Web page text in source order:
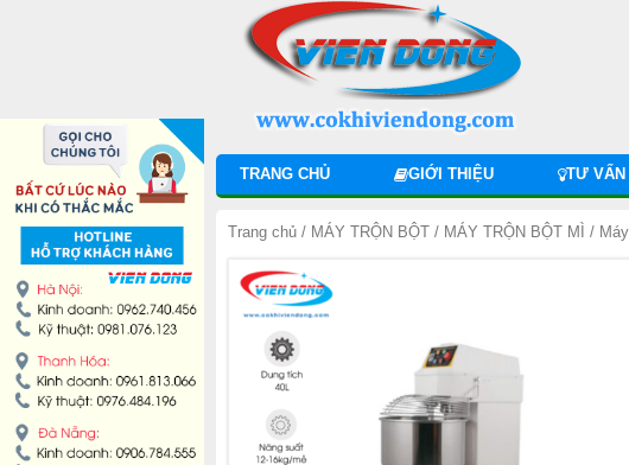
TRANG CHỦ GIỚI THIỆU TƯ VẤN
Trang chủ / MÁY TRỘN BỘT / MÁY TRỘN BỘT MÌ /
MÁY CHIA BỘT
MÁY SE BỘT
MÁY CÁN BỘT
TỦ Ủ BỘT
LÒ NƯỚNG BÁNH MÌ ĐỐI LƯU
LÒ NƯỚNG XOAY